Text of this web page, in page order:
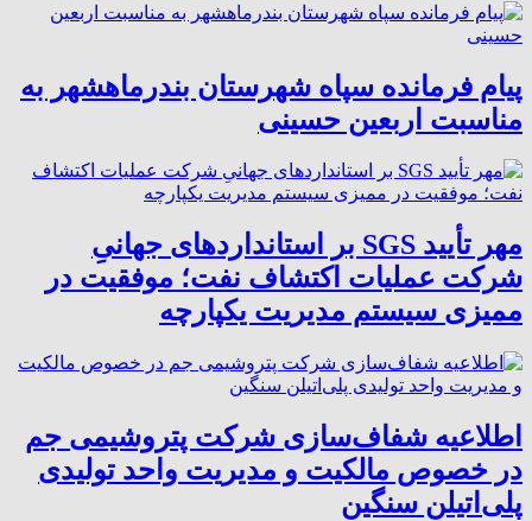
پیام فرمانده سپاه شهرستان بندرماهشهر به
مناسبت اربعین حسینی
مهر تأیید SGS بر استانداردهای جهانیِ
شرکت عملیات اکتشاف نفت؛ موفقیت در
ممیزی سیستم مدیریت یکپارچه
اطلاعیه شفاف‌سازی شرکت پتروشیمی جم
در خصوص مالکیت و مدیریت واحد تولیدی
پلی‌اتیلن سنگین